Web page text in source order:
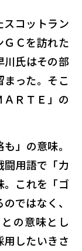
スコットラン
ＧＣを訪れた
川氏はその部
った。そこ
ＲＴＥ」の
」の意味。
闘用語で「力
。これを「ゴ
ではなく、
の意味とし
したいきさ